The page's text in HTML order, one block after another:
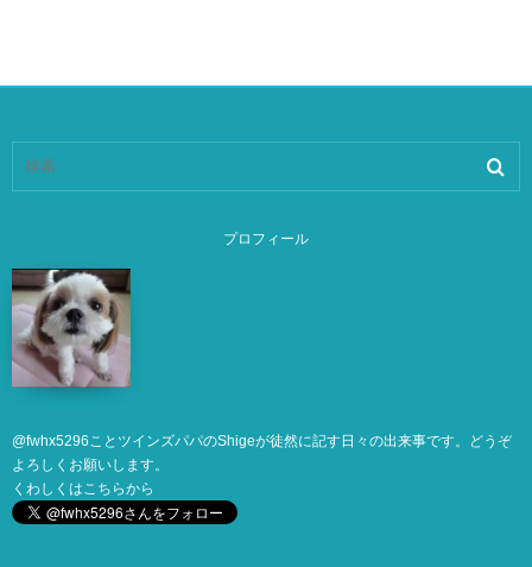
プロフィール
@fwhx5296 ことツインズパパのShigeが徒然に記す日々の出来事です。どうぞ
よろしくお願いします。
くわしくは こちらから